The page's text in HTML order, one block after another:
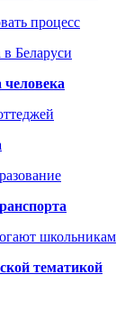
процесс
Беларуси
школьникам
тематикой